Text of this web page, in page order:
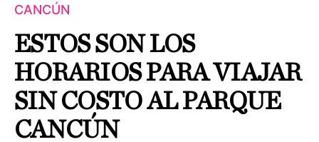
CANCÚN
ESTOS SON LOS
HORARIOS PARA VIAJAR
SIN COSTO AL PARQUE
CANCÚN